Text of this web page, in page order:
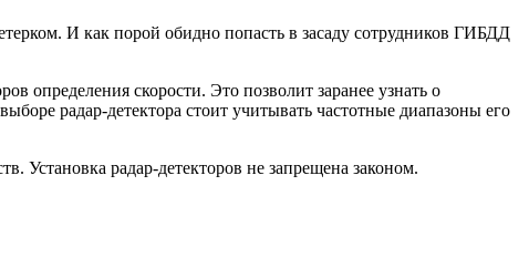
И как порой обидно попасть в засаду сотрудников ГИБДД
определения скорости. Это позволит заранее узнать о
радар-детектора стоит учитывать частотные диапазоны его
Установка радар-детекторов не запрещена законом.